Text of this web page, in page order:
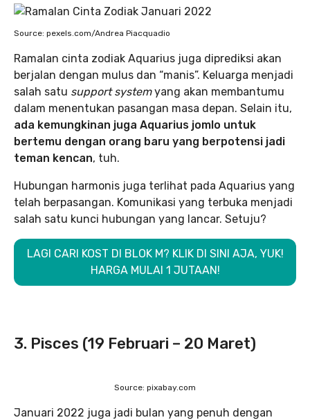
Source: pexels.com/Andrea Piacquadio
Ramalan cinta zodiak Aquarius juga diprediksi akan
berjalan dengan mulus dan “manis”. Keluarga menjadi
salah satu support systemyang akan membantumu
dalam menentukan pasangan masa depan. Selain itu,
ada kemungkinan juga Aquarius jomlo untuk
bertemu dengan orang baru yang berpotensi jadi
teman kencan, tuh.
Hubungan harmonis juga terlihat pada Aquarius yang
telah berpasangan. Komunikasi yang terbuka menjadi
salah satu kunci hubungan yang lancar. Setuju?
LAGI CARI KOST DI BLOK M? KLIK DI SINI AJA, YUK!
HARGA MULAI 1 JUTAAN!
3. Pisces (19 Februari – 20 Maret)
Source: pixabay.com
Januari 2022 juga jadi bulan yang penuh dengan